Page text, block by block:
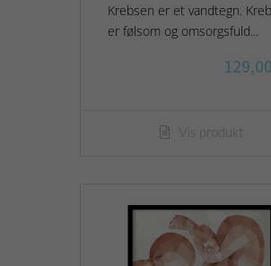
Krebsen er et vandtegn.
er følsom og omsorgsfuld...
Vis produkt